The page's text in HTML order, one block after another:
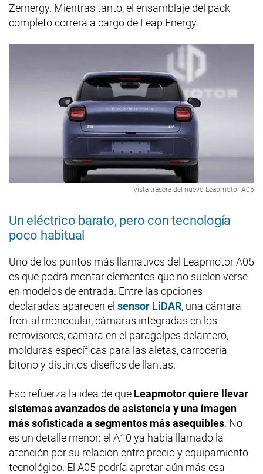
Zernergy. Mientras tanto, el ensamblaje del pack
completo correrá a cargo de Leap Energy.
Vista trasera del nuevo Leapmotor A05
Un eléctrico barato, pero con tecnología
poco habitual
Uno de los puntos más llamativos del Leapmotor A05
es que podrá montar elementos que no suelen verse
en modelos de entrada. Entre las opciones
declaradas aparecen el sensor LiDAR, una cámara
frontal monocular, cámaras integradas en los
retrovisores, cámara en el paragolpes delantero,
molduras específicas para las aletas, carrocería
bitono y distintos diseños de llantas.
Eso refuerza la idea de que Leapmotor quiere llevar
sistemas avanzados de asistencia y una imagen
más sofisticada a segmentos más asequibles. No
es un detalle menor: el A10 ya había llamado la
atención por su relación entre precio y equipamiento
tecnológico. El A05 podría apretar aún más esa